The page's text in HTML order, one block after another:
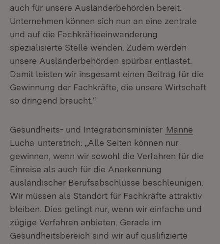
auch für unsere Ausländerbehörden bereit.
Unternehmen können sich nun an eine zentrale
und auf die Fachkräfteeinwanderung
spezialisierte Stelle wenden. Zudem werden
unsere Ausländerbehörden spürbar entlastet.
Damit leisten wir insgesamt einen Beitrag für die
Gewinnung der Fachkräfte, die unsere Wirtschaft
so dringend braucht.“
Gesundheits- und Integrationsminister Manne
Lucha unterstrich: „Alle Seiten können nur
gewinnen, wenn wir sowohl die Verfahren für die
Einreise als auch für die Anerkennung
ausländischer Berufsabschlüsse beschleunigen.
Wir müssen als Standort für Fachkräfte attraktiv
bleiben. Dies gelingt nur, wenn wir einfache und
zügige Verfahren anbieten. Gerade im
Gesundheitsbereich sind wir auf qualifizierte